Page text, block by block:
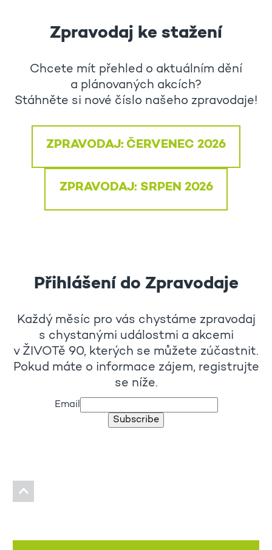
Zpravodaj ke stažení
Chcete mít přehled o aktuálním dění
a plánovaných akcích?
Stáhněte si nové číslo našeho zpravodaje!
ZPRAVODAJ: ČERVENEC 2026
ZPRAVODAJ: SRPEN 2026
Přihlášení do Zpravodaje
Každý měsíc pro vás chystáme zpravodaj
s chystanými událostmi a akcemi
v ŽIVOTě 90, kterých se můžete zúčastnit.
Pokud máte o informace zájem, registrujte
se níže.
Email
Subscribe